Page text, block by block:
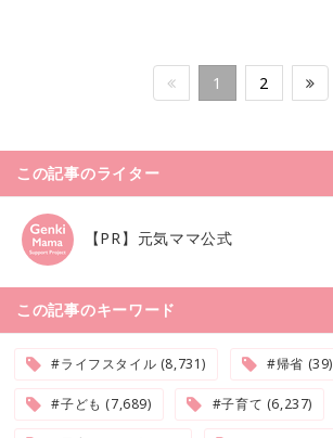
1 2
この記事のライター
【PR】元気ママ公式
この記事のキーワード
#ライフスタイル (8,731) #帰省 (39)
#子ども (7,689) #子育て (6,237)